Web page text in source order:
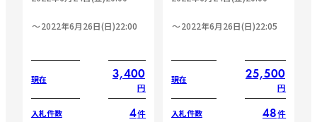
2022年6月26日(日)22:00
現在 3,400
円
入札件数 4件
2022年6月26日(日)22:05
現在 25,500
円
入札件数 48件